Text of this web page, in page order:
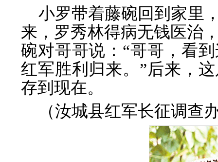
小罗带着藤碗回到家里
来，罗秀林得病无钱医治
碗对哥哥说：“哥哥，看
红军胜利归来。”后来，
存到现在。
（汝城县红军长征调查